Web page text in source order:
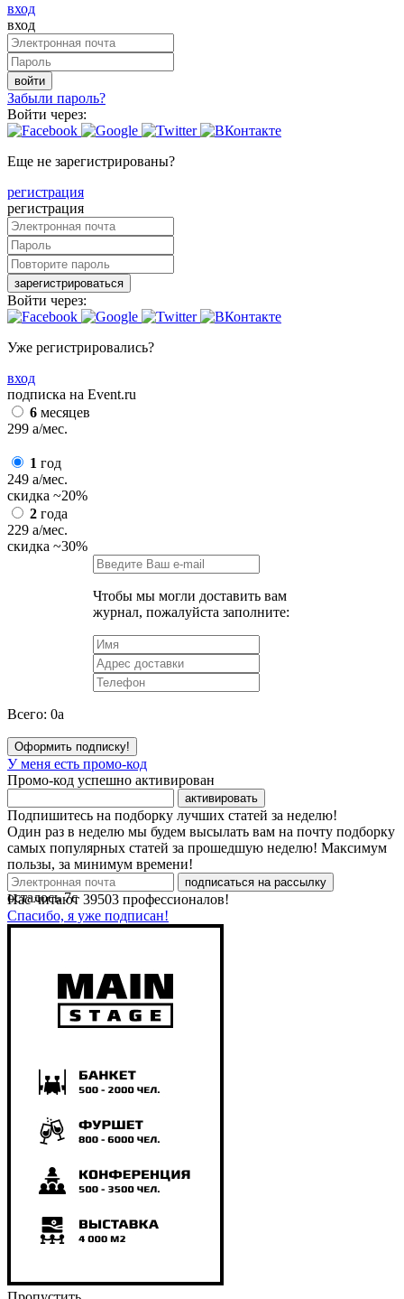
вход
вход
войти
Забыли пароль?
Войти через:
Еще не зарегистрированы?
регистрация
регистрация
зарегистрироваться
Войти через:
Уже регистрировались?
вход
подписка на Event.ru
6 месяцев
299 a/мес.
1 год
249 a/мес.
скидка ~20%
2 года
229 a/мес.
скидка ~30%
Чтобы мы могли доставить вам
журнал, пожалуйста заполните:
Всего: 0a
Оформить подписку!
У меня есть промо-код
Промо-код успешно активирован
активировать
Подпишитесь на подборку лучших статей за неделю!
Один раз в неделю мы будем высылать вам на почту подборку
самых популярных статей за прошедшую неделю! Максимум
пользы, за минимум времени!
подписаться на рассылку
Нас читают 39503 профессионалов!
Спасибо, я уже подписан!
осталось7с